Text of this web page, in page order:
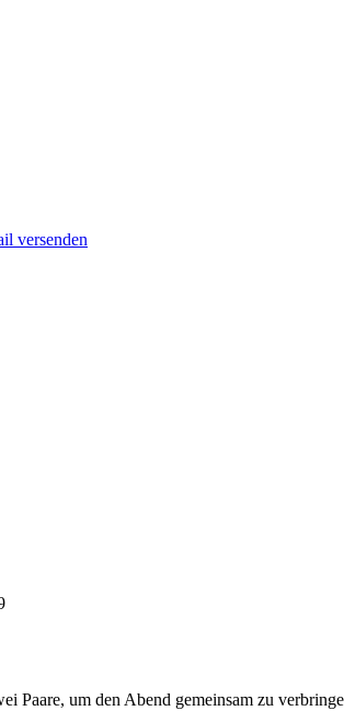
versenden
um den Abend gemeinsam zu